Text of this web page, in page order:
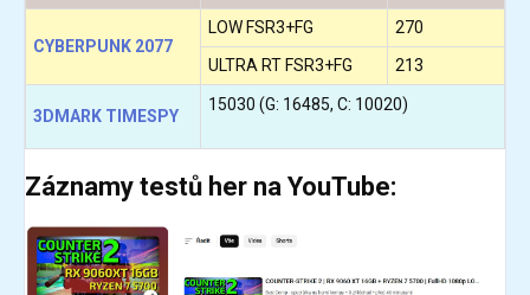
CYBERPUNK 2077
LOW FSR3+FG
270
ULTRA RT FSR3+FG
213
3DMARK TIMESPY
15030 (G: 16485, C: 10020)
Záznamy testů her na YouTube: